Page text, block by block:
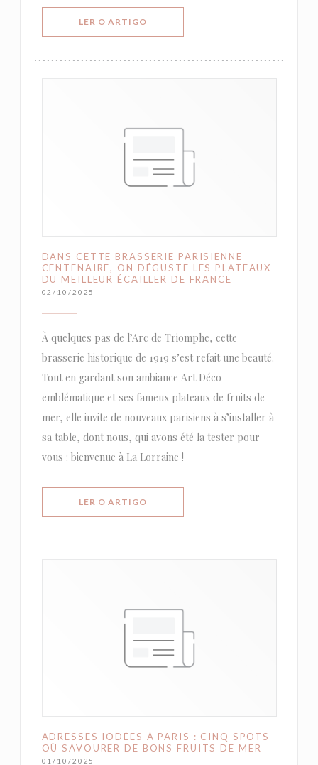
LER O ARTIGO((ABRE NUMA NOVA JANELA))
DANS CETTE BRASSERIE PARISIENNE
CENTENAIRE, ON DÉGUSTE LES PLATEAUX
DU MEILLEUR ÉCAILLER DE FRANCE
02/10/2025
À quelques pas de l’Arc de Triomphe, cette
brasserie historique de 1919 s’est refait une beauté.
Tout en gardant son ambiance Art Déco
emblématique et ses fameux plateaux de fruits de
mer, elle invite de nouveaux parisiens à s’installer à
sa table, dont nous, qui avons été la tester pour
vous : bienvenue à La Lorraine !
LER O ARTIGO((ABRE NUMA NOVA JANELA))
ADRESSES IODÉES À PARIS : CINQ SPOTS
OÙ SAVOURER DE BONS FRUITS DE MER
01/10/2025